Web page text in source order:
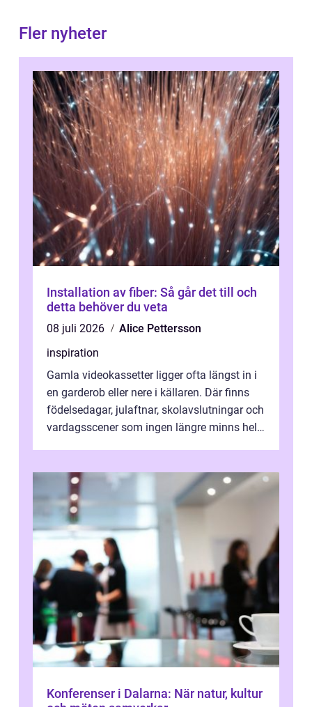
Fler nyheter
Installation av fiber: Så går det till och
detta behöver du veta
08 juli 2026
Alice Pettersson
inspiration
Gamla videokassetter ligger ofta längst in i
en garderob eller nere i källaren. Där finns
födelsedagar, julaftnar, skolavslutningar och
vardagsscener som ingen längre minns helt.
Konferenser i Dalarna: När natur, kultur